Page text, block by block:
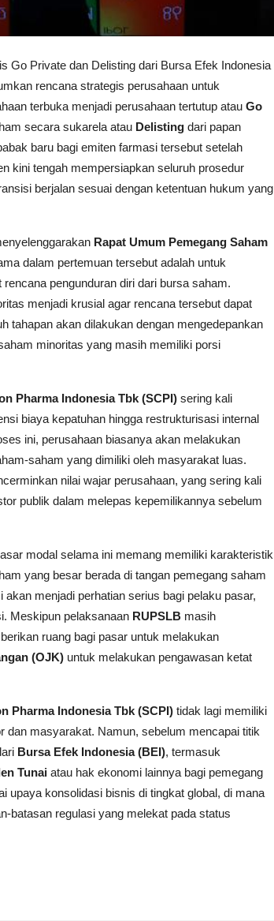
Go Private dan Delisting dari Bursa Efek Indonesia
rencana strategis perusahaan untuk
terbuka menjadi perusahaan tertutup atau Go
secara sukarela atau Delisting dari papan
baru bagi emiten farmasi tersebut setelah
kini tengah mempersiapkan seluruh prosedur
berjalan sesuai dengan ketentuan hukum yang
Rapat Umum Pemegang Saham
dalam pertemuan tersebut adalah untuk
pengunduran diri dari bursa saham.
menjadi krusial agar rencana tersebut dapat
tahapan akan dilakukan dengan mengedepankan
minoritas yang masih memiliki porsi
Pharma Indonesia Tbk (SCPI) sering kali
biaya kepatuhan hingga restrukturisasi internal
ini, perusahaan biasanya akan melakukan
saham yang dimiliki oleh masyarakat luas.
nilai wajar perusahaan, yang sering kali
publik dalam melepas kepemilikannya sebelum
modal selama ini memang memiliki karakteristik
yang besar berada di tangan pemegang saham
akan menjadi perhatian serius bagi pelaku pasar,
Meskipun pelaksanaan RUPSLB masih
ruang bagi pasar untuk melakukan
(OJK) untuk melakukan pengawasan ketat
Pharma Indonesia Tbk (SCPI) tidak lagi memiliki
dan masyarakat. Namun, sebelum mencapai titik
Bursa Efek Indonesia (BEI), termasuk
Tunai atau hak ekonomi lainnya bagi pemegang
upaya konsolidasi bisnis di tingkat global, di mana
batasan regulasi yang melekat pada status